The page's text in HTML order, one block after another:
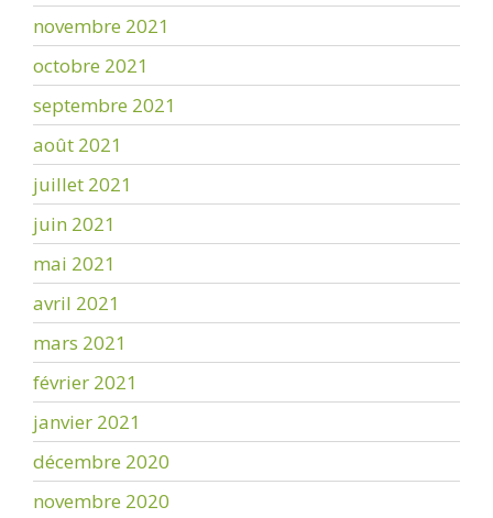
novembre 2021
octobre 2021
septembre 2021
août 2021
juillet 2021
juin 2021
mai 2021
avril 2021
mars 2021
février 2021
janvier 2021
décembre 2020
novembre 2020